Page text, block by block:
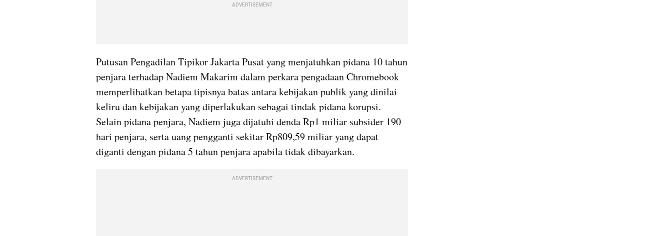
ADVERTISEMENT
Putusan Pengadilan Tipikor Jakarta Pusat yang menjatuhkan pidana 10 tahun
penjara terhadap Nadiem Makarim dalam perkara pengadaan Chromebook
memperlihatkan betapa tipisnya batas antara kebijakan publik yang dinilai
keliru dan kebijakan yang diperlakukan sebagai tindak pidana korupsi.
Selain pidana penjara, Nadiem juga dijatuhi denda Rp1 miliar subsider 190
hari penjara, serta uang pengganti sekitar Rp809,59 miliar yang dapat
diganti dengan pidana 5 tahun penjara apabila tidak dibayarkan.
ADVERTISEMENT